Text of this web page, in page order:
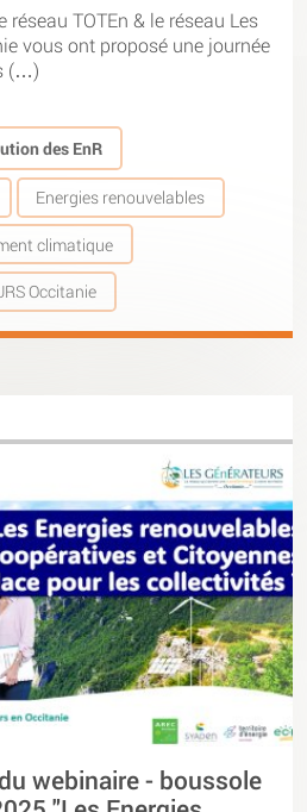
TOTEn & le réseau Les
vous ont proposé une journée
(…)
des EnR
Energies renouvelables
climatique
Occitanie
webinaire - boussole